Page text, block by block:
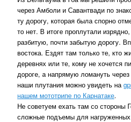
через Амболи и Савантвади по
ту дорогу, которая была спорно
то нет. В итоге проплутали
разбитую, почти забытую дорогу.
востока. Ездят там только те, кто
деревнях или те, кому не хочется
дороге, а напрямую ломануть
наши плутания можно увидеть на
нашем мототрипе по Карнатаке.
Не советуем ехать там со стороны
сложные подъемы для нагруженных